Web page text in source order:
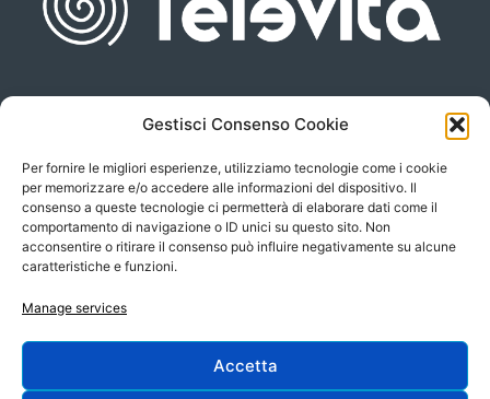
Gestisci Consenso Cookie
Per fornire le migliori esperienze, utilizziamo tecnologie come i cookie
per memorizzare e/o accedere alle informazioni del dispositivo. Il
consenso a queste tecnologie ci permetterà di elaborare dati come il
comportamento di navigazione o ID unici su questo sito. Non
acconsentire o ritirare il consenso può influire negativamente su alcune
caratteristiche e funzioni.
Manage services
Accetta
Piazza san Giovanni, 6
P.Iva 00566630323
info@televita.it
Progetto e sviluppo: